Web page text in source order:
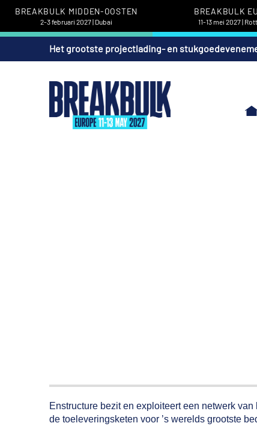
BREAKBULK MIDDEN-OOSTEN
2-3 februari 2027 | Dubai
BREAKBULK
11-13 mei 2027 |
Het grootste projectlading- en
Enstructure bezit en exploiteert een netwerk
de toeleveringsketen voor ’s werelds grootste